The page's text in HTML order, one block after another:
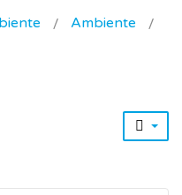
Ambiente